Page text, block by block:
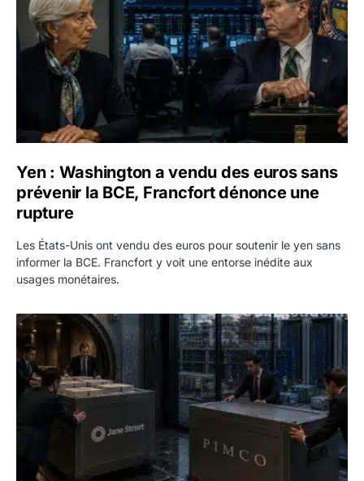
Yen : Washington a vendu des euros sans
prévenir la BCE, Francfort dénonce une
rupture
Les États-Unis ont vendu des euros pour soutenir le yen sans
informer la BCE. Francfort y voit une entorse inédite aux
usages monétaires.
Jane Street négocie le transfert de 11 milliards de